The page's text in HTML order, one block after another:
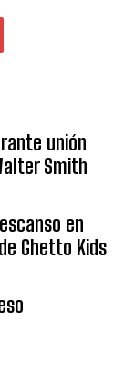
unión
Smith
en
Ghetto Kids